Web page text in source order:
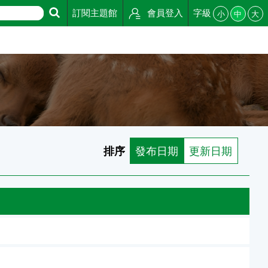
訂閱主題館 會員登入 字級 小 中 大
排序 發布日期 更新日期